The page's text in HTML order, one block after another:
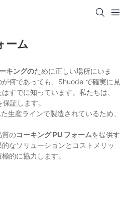
ーム
キングのために正しい場所にいま
何であっても、Shuode で確実に見
すでに知っています。私たちは、
証します。
生産ラインで製造されているため、
質のコーキング PU フォームを提供す
なソリューションとコストメリッ
的に協力します。